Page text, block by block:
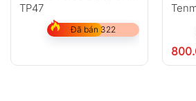
TP47
Đã bán 322